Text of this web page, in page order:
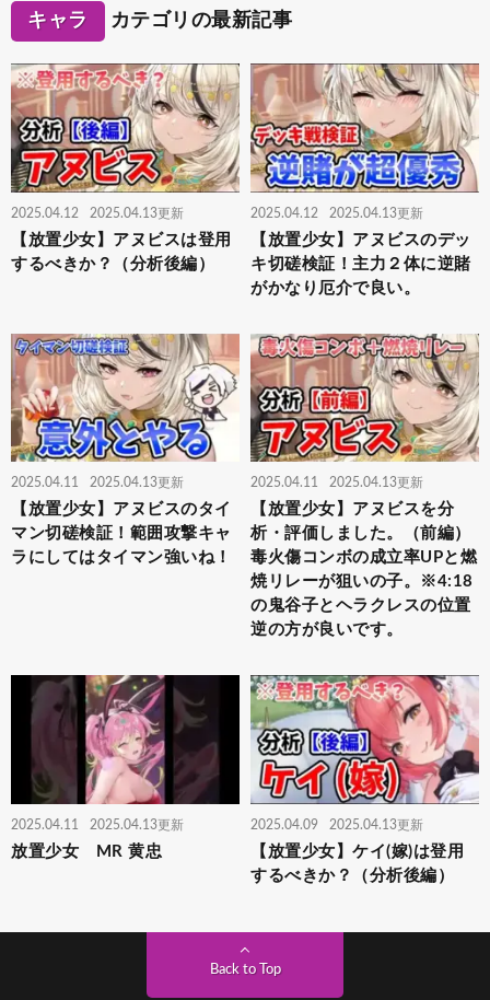
キャラ カテゴリの最新記事
2025.04.12 2025.04.13更新
【放置少女】アヌビスは登用
するべきか？（分析後編）
2025.04.12 2025.04.13更新
【放置少女】アヌビスのデッ
キ切磋検証！主力２体に逆賭
がかなり厄介で良い。
2025.04.11 2025.04.13更新
【放置少女】アヌビスのタイ
マン切磋検証！範囲攻撃キャ
ラにしてはタイマン強いね！
2025.04.11 2025.04.13更新
【放置少女】アヌビスを分
析・評価しました。（前編）
毒火傷コンボの成立率UPと燃
焼リレーが狙いの子。※4:18
の鬼谷子とヘラクレスの位置
逆の方が良いです。
2025.04.11 2025.04.13更新
放置少女 MR 黄忠
2025.04.09 2025.04.13更新
【放置少女】ケイ(嫁)は登用
するべきか？（分析後編）
Back to Top